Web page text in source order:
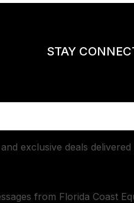
STAY
exclusive deals
from Florida Coast